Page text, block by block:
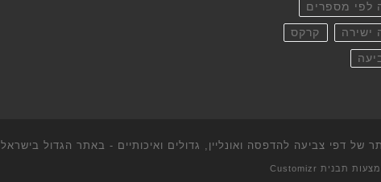
לפי מספרים
ישירה קרקס
של דפי צביעה להדפסה ואונליין, גדולים ואיכותיים - באתר הגדול בישראל
תבנית Customizr